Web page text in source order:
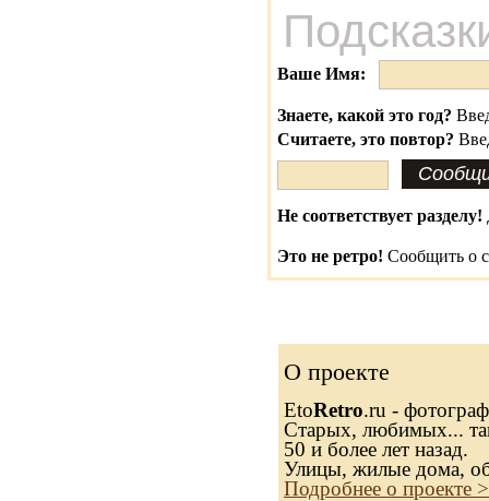
Ваше Имя:
Знаете, какой это год?
Считаете, это повтор?
Не соответствует разделу!
Это не ретро! Сообщить о
О проекте
EtoRetro.ru -
Старых, любимых...
50 и более лет назад.
Улицы, жилые дома,
Подробнее о проекте